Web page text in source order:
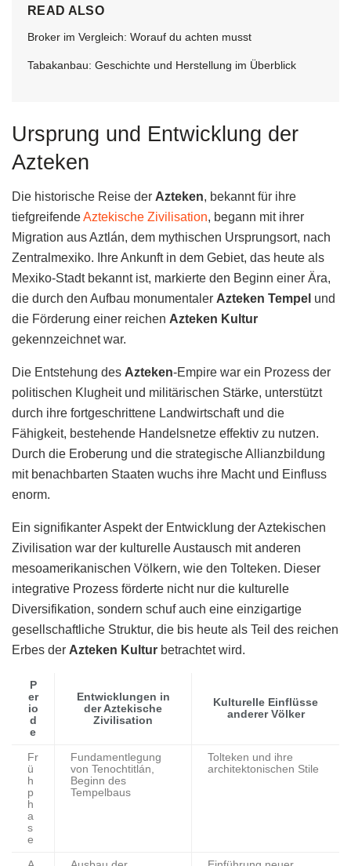
READ ALSO
Broker im Vergleich: Worauf du achten musst
Tabakanbau: Geschichte und Herstellung im Überblick
Ursprung und Entwicklung der
Azteken
Die historische Reise der Azteken, bekannt für ihre
tiefgreifendeAztekische Zivilisation, begann mit ihrer
Migration aus Aztlán, dem mythischen Ursprungsort, nach
Zentralmexiko. Ihre Ankunft in dem Gebiet, das heute als
Mexiko-Stadt bekannt ist, markierte den Beginn einer Ära,
die durch den Aufbau monumentaler Azteken Tempel und
die Förderung einer reichen Azteken Kultur
gekennzeichnet war.
Die Entstehung des Azteken-Empire war ein Prozess der
politischen Klugheit und militärischen Stärke, unterstützt
durch ihre fortgeschrittene Landwirtschaft und die
Fähigkeit, bestehende Handelsnetze effektiv zu nutzen.
Durch die Eroberung und die strategische Allianzbildung
mit benachbarten Staaten wuchs ihre Macht und Einfluss
enorm.
Ein signifikanter Aspekt der Entwicklung der Aztekischen
Zivilisation war der kulturelle Austausch mit anderen
mesoamerikanischen Völkern, wie den Tolteken. Dieser
integrative Prozess förderte nicht nur die kulturelle
Diversifikation, sondern schuf auch eine einzigartige
gesellschaftliche Struktur, die bis heute als Teil des reichen
Erbes der Azteken Kultur betrachtet wird.
P
er
io
d
e
Entwicklungen in
der Aztekische
Zivilisation
Kulturelle Einflüsse
anderer Völker
Fr
ü
h
p
h
a
s
e
Fundamentlegung
von Tenochtitlán,
Beginn des
Tempelbaus
Tolteken und ihre
architektonischen Stile